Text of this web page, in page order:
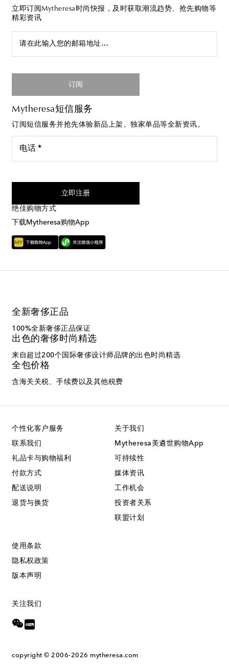
立即订阅Mytheresa时尚快报，及时获取潮流趋势、抢先购物等
精彩资讯
请在此输入您的邮箱地址…
订阅
Mytheresa短信服务
订阅短信服务并抢先体验新品上架、独家单品等全新资讯。
电话 *
立即注册
绝佳购物方式
下载Mytheresa购物App
全新奢侈正品
100%全新奢侈正品保证
出色的奢侈时尚精选
来自超过200个国际奢侈设计师品牌的出色时尚精选
全包价格
含海关关税、手续费以及其他税费
个性化客户服务
联系我们
礼品卡与购物福利
付款方式
配送说明
退货与换货
关于我们
Mytheresa美遴世购物App
可持续性
媒体资讯
工作机会
投资者关系
联盟计划
使用条款
隐私权政策
版本声明
关注我们
copyright © 2006-2026 mytheresa.com